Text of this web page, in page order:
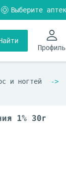
Профиль
и ногтей
1% 30г